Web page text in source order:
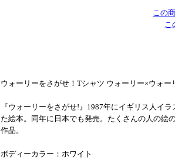
この
こ
ウォーリーをさがせ！Tシャツ ウォーリー×ウォー
『ウォーリーをさがせ!』1987年にイギリス人イ
た絵本。同年に日本でも発売。たくさんの人の絵
作品。
ボディーカラー：ホワイト